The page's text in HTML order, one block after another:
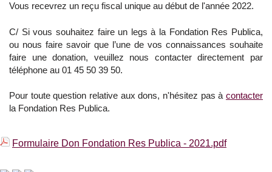
Vous recevrez un reçu fiscal unique au début de l'année 2022.
C/ Si vous souhaitez faire un legs à la Fondation Res Publica,
ou nous faire savoir que l’une de vos connaissances souhaite
faire une donation, veuillez nous contacter directement par
téléphone au 01 45 50 39 50.
Pour toute question relative aux dons, n'hésitez pas à contacter
la Fondation Res Publica.
Formulaire Don Fondation Res Publica - 2021.pdf